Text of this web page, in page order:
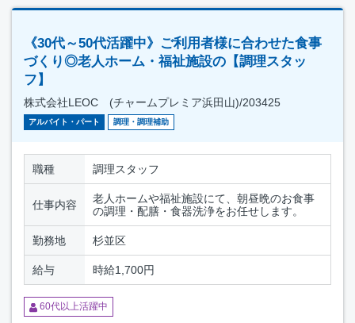
《30代～50代活躍中》ご利用者様に合わせた食事
づくり◎老人ホーム・福祉施設の【調理スタッ
フ】
株式会社LEOC (チャームプレミア浜田山)/203425
アルバイト・パート 調理・調理補助
職種 調理スタッフ
仕事内容
老人ホームや福祉施設にて、朝昼晩のお食事
の調理・配膳・食器洗浄をお任せします。
勤務地 杉並区
給与 時給1,700円
60代以上活躍中